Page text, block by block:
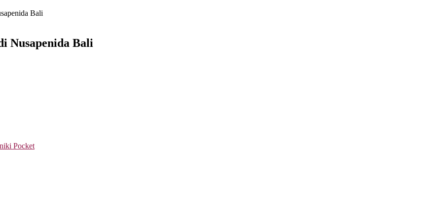
Bali
Nusapenida Bali
Pocket